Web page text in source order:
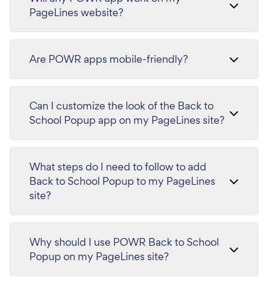
PageLines website?
Are POWR apps mobile-friendly?
Can I customize the look of the Back to
School Popup app on my PageLines site?
What steps do I need to follow to add
Back to School Popup to my PageLines
site?
Why should I use POWR Back to School
Popup on my PageLines site?